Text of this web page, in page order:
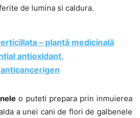
de lumina si caldura.
– plantă medicinală
antioxidant,
o puteti prepara prin inmuierea
a unei cani de flori de galbenele